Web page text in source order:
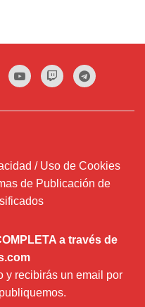
/ Uso de Cookies
de Publicación de
a través de
y recibirás un email por